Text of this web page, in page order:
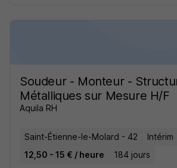
Soudeur - Monteur -
Métalliques sur Mesure H/F
Aquila RH
Saint-Étienne-le-Molard - 42
Intérim
12,50 - 15 € / heure
184 jours